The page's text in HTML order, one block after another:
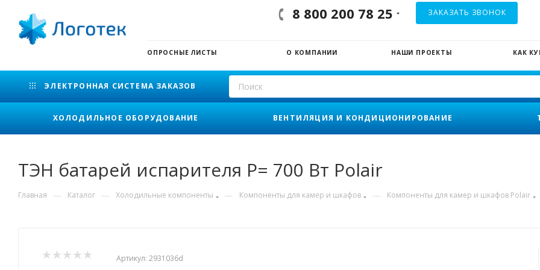
8 800 200 78 25 ЗАКАЗАТЬ ЗВОНОК
ОПРОСНЫЕ ЛИСТЫ О КОМПАНИИ НАШИ ПРОЕКТЫ КАК
ЭЛЕКТРОННАЯ СИСТЕМА ЗАКАЗОВ
ХОЛОДИЛЬНОЕ ОБОРУДОВАНИЕ ВЕНТИЛЯЦИЯ И КОНДИЦИОНИРОВАНИЕ
ТЭН батарей испарителя Р= 700 Вт Polair
Главная — Каталог — Холодильные компоненты — Компоненты для камер и шкафов — Компоненты для камер и шкафов Polair
Артикул: 2931036d